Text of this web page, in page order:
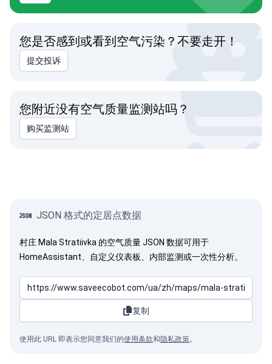
您是否感到或看到空气污染？不要走开！
提交投诉
您附近没有空气质量监测站吗？
购买监测站
JSON 格式的定居点数据
村庄 Mala Stratiivka 的空气质量 JSON 数据可用于
HomeAssistant、自定义仪表板、内部监测或一次性分析。
复制
使用此 URL 即表示您同意我们的使用条款和隐私政策。